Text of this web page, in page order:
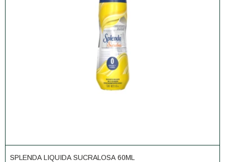
SPLENDA LIQUIDA SUCRALOSA 60ML